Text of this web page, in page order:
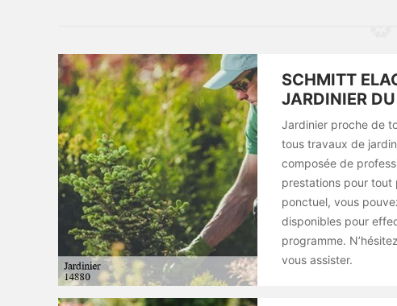
SCHMITT
JARDINIER
Jardinier proche de
tous travaux de
composée de
prestations pour tout
ponctuel, vous
disponibles pour
programme.
vous assister.